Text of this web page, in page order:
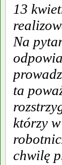
13
Na
ta
którzy
chwilę